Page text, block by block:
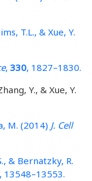
T.L., & Xue, Y.
, 330, 1827–1830.
Y., & Xue, Y.
M. (2014) J. Cell
& Bernatzky, R.
, 13548–13553.